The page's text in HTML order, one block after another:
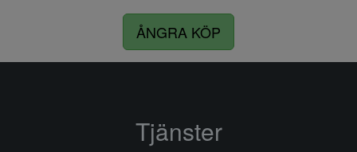
ÅNGRA KÖP
Tjänster